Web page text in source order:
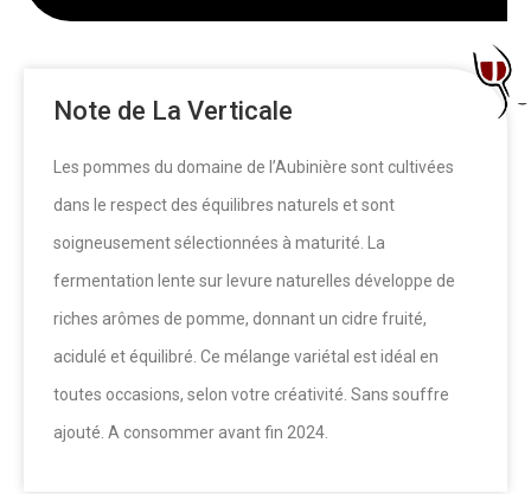
Note de La Verticale
Les pommes du domaine de l’Aubinière sont cultivées
dans le respect des équilibres naturels et sont
soigneusement sélectionnées à maturité. La
fermentation lente sur levure naturelles développe de
riches arômes de pomme, donnant un cidre fruité,
acidulé et équilibré. Ce mélange variétal est idéal en
toutes occasions, selon votre créativité. Sans souffre
ajouté. A consommer avant fin 2024.